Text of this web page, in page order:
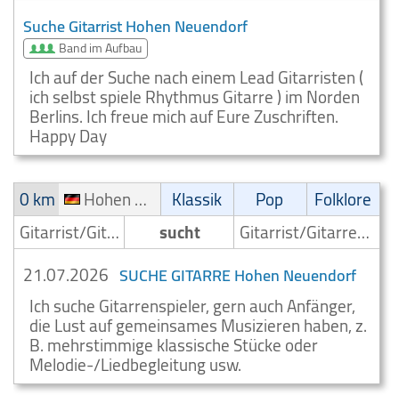
Suche Gitarrist Hohen Neuendorf
Band im Aufbau
Ich auf der Suche nach einem Lead Gitarristen (
ich selbst spiele Rhythmus Gitarre ) im Norden
Berlins. Ich freue mich auf Eure Zuschriften.
Happy Day
0 km
Hohen Neuendorf Klassik Pop
Folklore
Gitarrist/Gitarrenspieler
sucht
Gitarrist/Gitarrenspieler
21.07.2026 SUCHE GITARRE Hohen Neuendorf
Ich suche Gitarrenspieler, gern auch Anfänger,
die Lust auf gemeinsames Musizieren haben, z.
B. mehrstimmige klassische Stücke oder
Melodie-/Liedbegleitung usw.